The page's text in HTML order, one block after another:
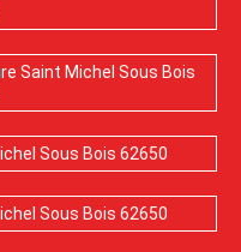
Saint Michel Sous Bois
Sous Bois 62650
Sous Bois 62650